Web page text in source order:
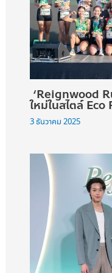
‘Reignwood
ใหม่ในสไตล์ Eco
3 ธันวาคม 2025